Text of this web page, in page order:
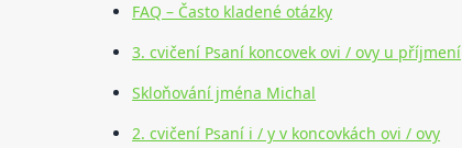
FAQ – Často kladené otázky
3. cvičení Psaní koncovek ovi / ovy u příjmení
Skloňování jména Michal
2. cvičení Psaní i / y v koncovkách ovi / ovy